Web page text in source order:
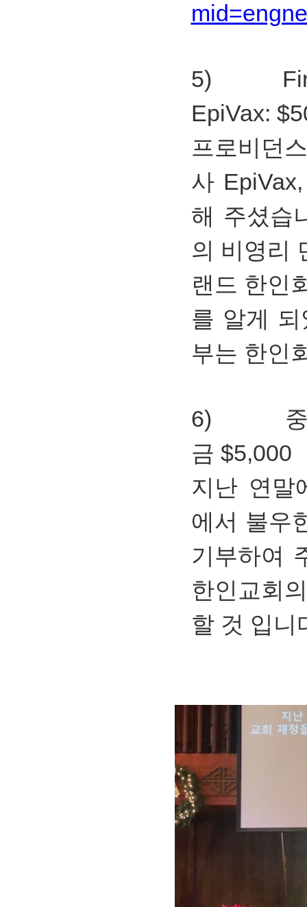
5) First
EpiVax:
프로비
사
해 주셨습
의 비영리
랜드 한인
를 알게
부는 한인
6) 중앙
금 $5,000
지난 연말
에서 불우
기부하여
한인교회
할 것 입니